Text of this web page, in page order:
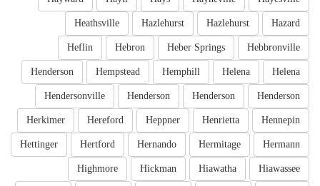
Hazard
Hazlehurst
Hazlehurst
Heathsville
Hebbronville
Heber Springs
Hebron
Heflin
Helena
Helena
Hemphill
Hempstead
Henderson
Henderson
Henderson
Henderson
Hendersonville
Hennepin
Henrietta
Heppner
Hereford
Herkimer
Hermann
Hermitage
Hernando
Hertford
Hettinger
Hiawassee
Hiawatha
Hickman
Highmore